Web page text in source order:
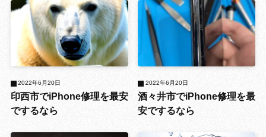
印西市でiPhone修理を最安
でするなら
2022年6月20日
酒々井市でiPhone修理を最
安でするなら
2022年6月20日